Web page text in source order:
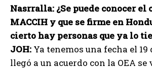
Nasrralla: ¿Se puede conocer
MACCIH y que se firme en
cierto hay personas que ya lo
JOH: Ya tenemos una fecha el 19
llegó a un acuerdo con la OEA